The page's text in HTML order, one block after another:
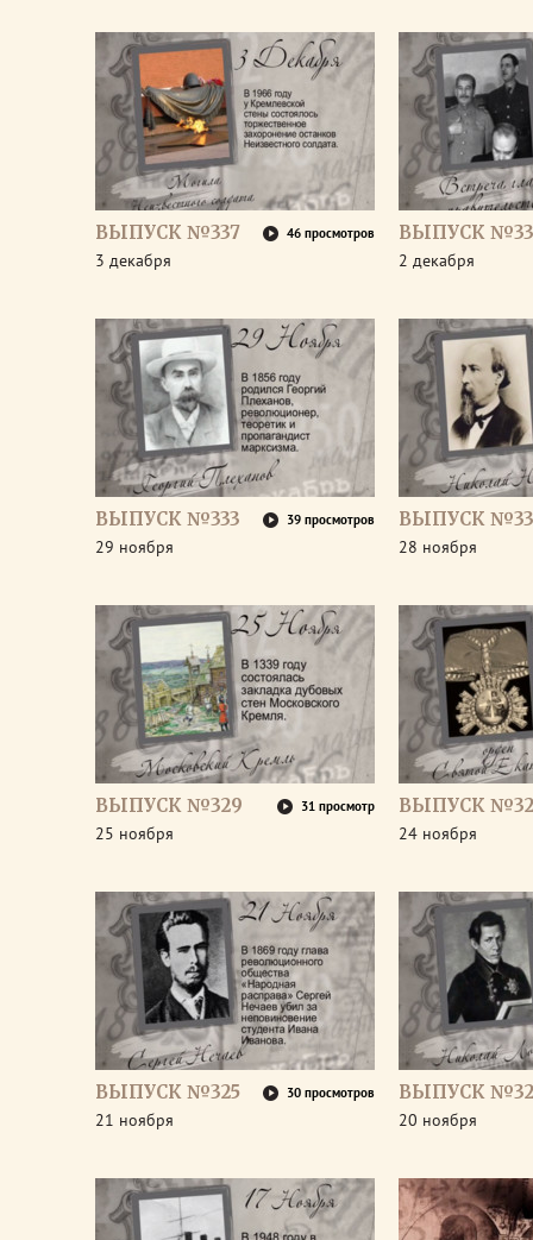
ВЫПУСК №337 46 просмотров
3 декабря
ВЫПУСК
2 декабря
ВЫПУСК №333 39 просмотров
29 ноября
ВЫПУСК
28 ноября
ВЫПУСК №329 31 просмотр
25 ноября
ВЫПУСК
24 ноября
ВЫПУСК №325 30 просмотров
21 ноября
ВЫПУСК
20 ноября